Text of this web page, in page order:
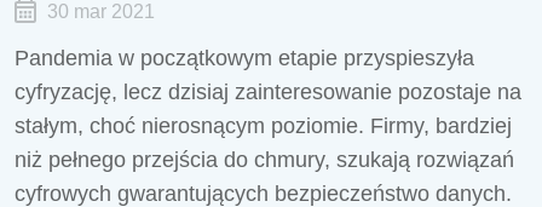
30 mar 2021
Pandemia w początkowym etapie przyspieszyła
cyfryzację, lecz dzisiaj zainteresowanie pozostaje na
stałym, choć nierosnącym poziomie. Firmy, bardziej
niż pełnego przejścia do chmury, szukają rozwiązań
cyfrowych gwarantujących bezpieczeństwo danych.